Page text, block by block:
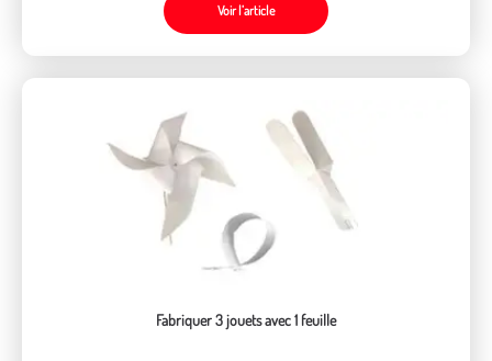
Voir l’article
Fabriquer 3 jouets avec 1 feuille